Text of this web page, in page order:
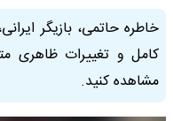
خاطره حاتمی، بازیگر
کامل و تغییرات ظاهری
مشاهده کنید.